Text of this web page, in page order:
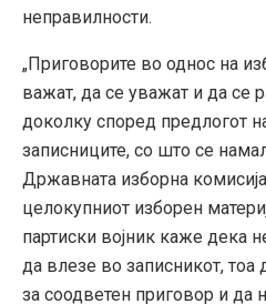
неправилности.
„Приговорите во однос на
важат, да се уважат и да се
доколку според предлогот
записниците, со што се
Државната изборна
целокупниот изборен
партиски војник каже дека
да влезе во записникот,
за соодветен приговор и да